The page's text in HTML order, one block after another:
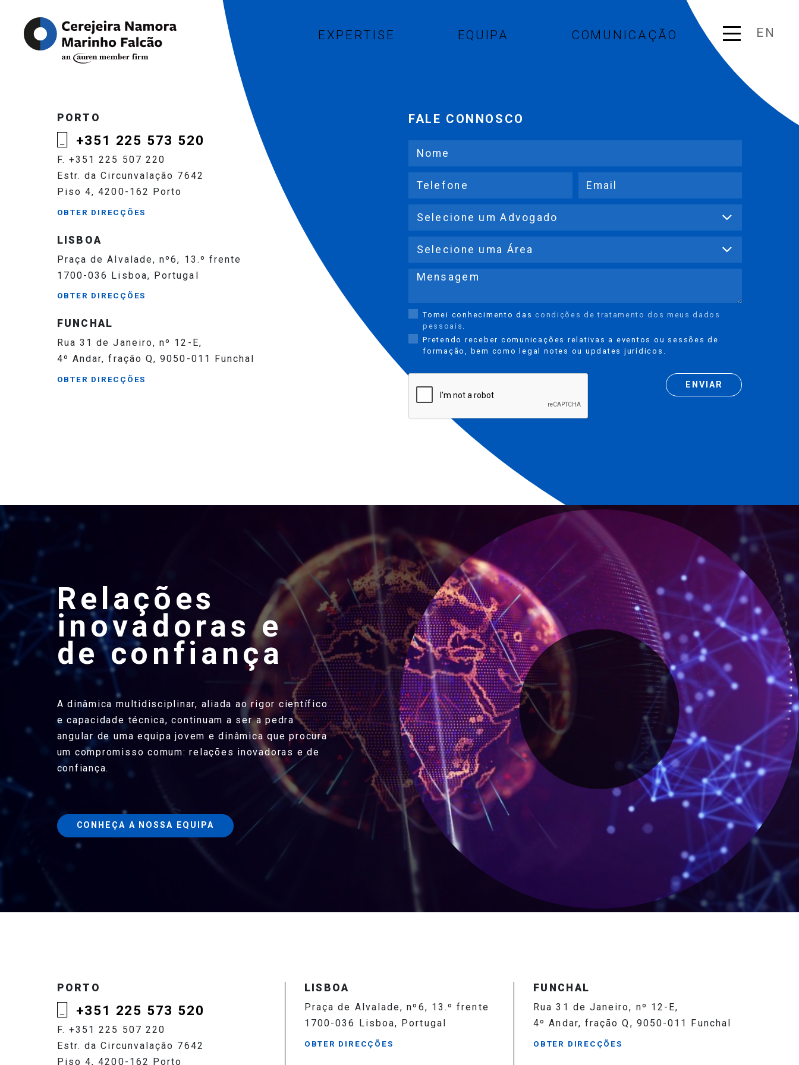
EN
EXPERTISE EQUIPA COMUNICAÇÃO
PORTO
+351 225 573 520
F. +351 225 507 220
Estr. da Circunvalação 7642
Piso 4, 4200-162 Porto
OBTER DIRECÇÕES
LISBOA
Praça de Alvalade, nº6, 13.º frente
1700-036 Lisboa, Portugal
OBTER DIRECÇÕES
FUNCHAL
Rua 31 de Janeiro, nº 12-E,
4º Andar, fração Q, 9050-011 Funchal
OBTER DIRECÇÕES
FALE CONNOSCO
Nome
Telefone Email
Advogado
Expertise
Mensagem
Tomei conhecimento dascondições de tratamento dos meus dados
pessoais .
Pretendo receber comunicações relativas a eventos ou sessões de
formação, bem como legal notes ou updates jurídicos.
ENVIAR
Relações
inovadoras e
de confiança
A dinâmica multidisciplinar, aliada ao rigor científico
e capacidade técnica, continuam a ser a pedra
angular de uma equipa jovem e dinâmica que procura
um compromisso comum: relações inovadoras e de
confiança.
CONHEÇA A NOSSA EQUIPA
PORTO
+351 225 573 520
F. +351 225 507 220
Estr. da Circunvalação 7642
Piso 4, 4200-162 Porto
LISBOA
Praça de Alvalade, nº6, 13.º frente
1700-036 Lisboa, Portugal
OBTER DIRECÇÕES
FUNCHAL
Rua 31 de Janeiro, nº 12-E,
4º Andar, fração Q, 9050-011 Funchal
OBTER DIRECÇÕES